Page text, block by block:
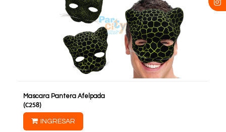
Mascara Pantera Afelpada
(C258)
INGRESAR